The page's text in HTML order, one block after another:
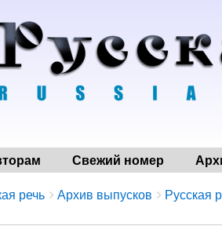
Свежий номер
речь Архив выпусков Русская